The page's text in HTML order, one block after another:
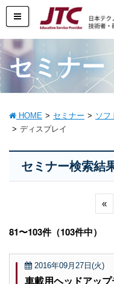
セミナー
HOME セミナー
ソフ
ディスプレイ
セミナー検索結
«
81〜103件（103件中）
2016年09月27日(火)
車載用ヘッドアッ